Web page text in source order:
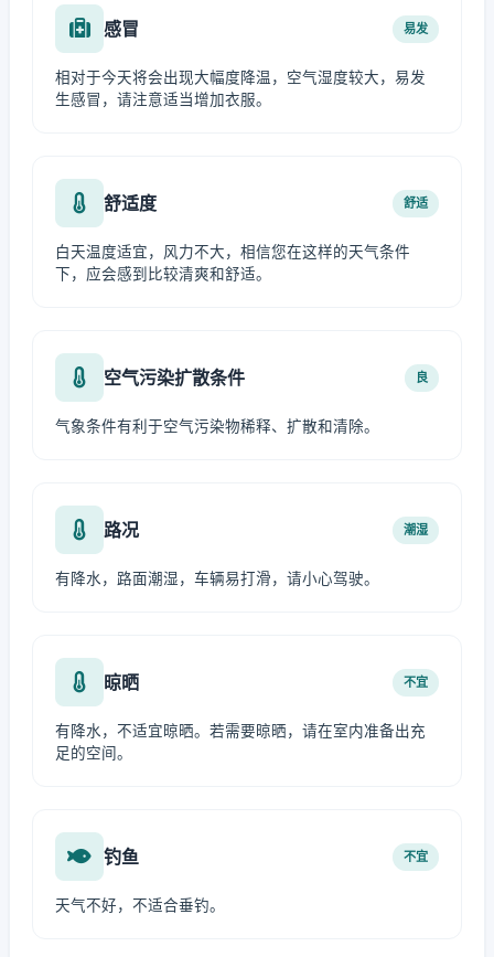
感冒 易发
相对于今天将会出现大幅度降温，空气湿度较大，易发
生感冒，请注意适当增加衣服。
舒适度 舒适
白天温度适宜，风力不大，相信您在这样的天气条件
下，应会感到比较清爽和舒适。
空气污染扩散条件 良
气象条件有利于空气污染物稀释、扩散和清除。
路况 潮湿
有降水，路面潮湿，车辆易打滑，请小心驾驶。
晾晒 不宜
有降水，不适宜晾晒。若需要晾晒，请在室内准备出充
足的空间。
钓鱼 不宜
天气不好，不适合垂钓。